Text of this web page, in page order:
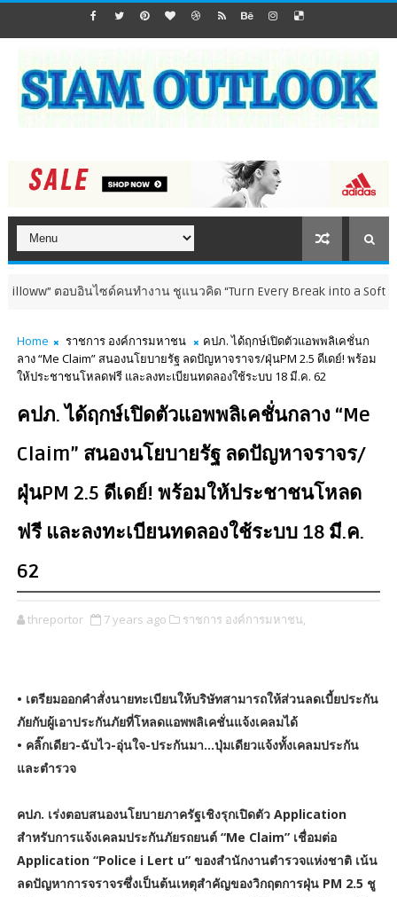
ตอบอินไซด์คนทำงาน ชูแนวคิด “Turn Every Break into a Soft Moment”
Home ราชการ องค์การมหาชน
คปภ. ได้ฤกษ์เปิดตัวแอพพลิเคชั่นก
ลาง “Me Claim” สนองนโยบายรัฐ ลดปัญหาจราจร/ฝุ่นPM 2.5 ดีเดย์! พร้อม
ให้ประชาชนโหลดฟรี และลงทะเบียนทดลองใช้ระบบ 18 มี.ค. 62
คปภ. ได้ฤกษ์เปิดตัวแอพพลิเคชั่นกลาง “Me
Claim” สนองนโยบายรัฐ ลดปัญหาจราจร/
ฝุ่นPM 2.5 ดีเดย์! พร้อมให้ประชาชนโหลด
ฟรี และลงทะเบียนทดลองใช้ระบบ 18 มี.ค.
62
threportor 7 years ago ราชการ องค์การมหาชน,
• เตรียมออกคำสั่งนายทะเบียนให้บริษัทสามารถให้ส่วนลดเบี้ยประกัน
ภัยกับผู้เอาประกันภัยที่โหลดแอพพลิเคชั่นแจ้งเคลมได้
• คลิ๊กเดียว-ฉับไว-อุ่นใจ-ประกันมา...ปุ่มเดียวแจ้งทั้งเคลมประกัน
และตำรวจ
คปภ. เร่งตอบสนองนโยบายภาครัฐเชิงรุกเปิดตัว Application
สำหรับการแจ้งเคลมประกันภัยรถยนต์ “Me Claim” เชื่อมต่อ
Application “Police i Lert u” ของสำนักงานตำรวจแห่งชาติ เน้น
ลดปัญหาการจราจรซึ่งเป็นต้นเหตุสำคัญของวิกฤตการฝุ่น PM 2.5 ชู